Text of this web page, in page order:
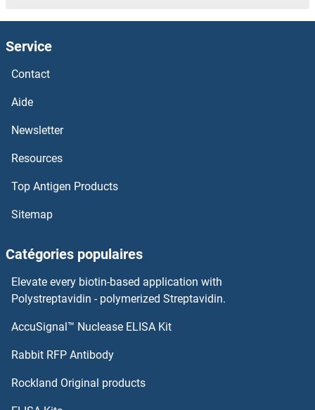
FKBP3 Kits ELISA
FKBP1B Kits ELISA
FK506 Binding Protein 1A, 12kDa Kits ELISA
Filensin Kits ELISA
Flotillin 2 Kits ELISA
FLRT2 Kits ELISA
Service
Contact
Aide
Newsletter
Resources
Top Antigen Products
Sitemap
Catégories populaires
Elevate every biotin-based application with
Polystreptavidin - polymerized Streptavidin.
AccuSignal™ Nuclease ELISA Kit
Rabbit RFP Antibody
Rockland Original products